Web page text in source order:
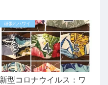
頑張れハワイ
新型コロナウイルス：ワ